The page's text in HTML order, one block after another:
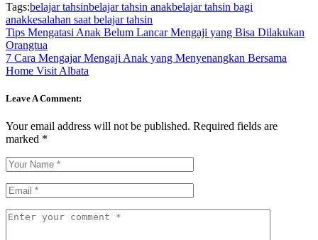
Tags:belajar tahsinbelajar tahsin anakbelajar tahsin bagi
anakkesalahan saat belajar tahsin
Tips Mengatasi Anak Belum Lancar Mengaji yang Bisa Dilakukan
Orangtua
7 Cara Mengajar Mengaji Anak yang Menyenangkan Bersama
Home Visit Albata
Leave A Comment:
Your email address will not be published. Required fields are
marked *